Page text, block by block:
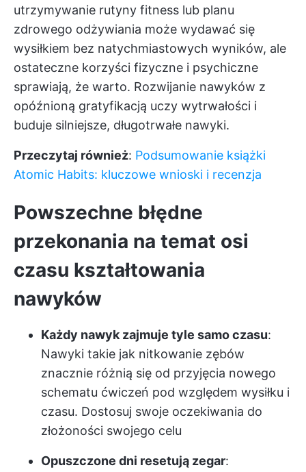
utrzymywanie rutyny fitness lub planu
zdrowego odżywiania może wydawać się
wysiłkiem bez natychmiastowych wyników, ale
ostateczne korzyści fizyczne i psychiczne
sprawiają, że warto. Rozwijanie nawyków z
opóźnioną gratyfikacją uczy wytrwałości i
buduje silniejsze, długotrwałe nawyki.
Przeczytaj również: Podsumowanie książki
Atomic Habits: kluczowe wnioski i recenzja
Powszechne błędne
przekonania na temat osi
czasu kształtowania
nawyków
Każdy nawyk zajmuje tyle samo czasu:
Nawyki takie jak nitkowanie zębów
znacznie różnią się od przyjęcia nowego
schematu ćwiczeń pod względem wysiłku i
czasu. Dostosuj swoje oczekiwania do
złożoności swojego celu
Opuszczone dni resetują zegar: